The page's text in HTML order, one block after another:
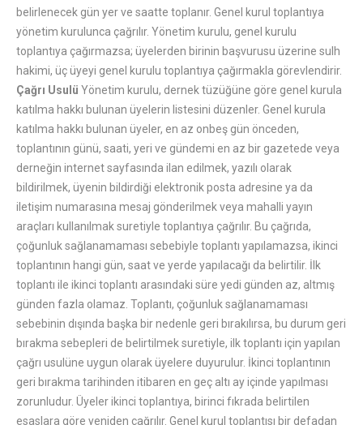
belirlenecek gün yer ve saatte toplanır. Genel kurul toplantıya
yönetim kurulunca çağrılır. Yönetim kurulu, genel kurulu
toplantıya çağırmazsa; üyelerden birinin başvurusu üzerine sulh
hakimi, üç üyeyi genel kurulu toplantıya çağırmakla görevlendirir.
Çağrı Usulü Yönetim kurulu, dernek tüzüğüne göre genel kurula
katılma hakkı bulunan üyelerin listesini düzenler. Genel kurula
katılma hakkı bulunan üyeler, en az onbeş gün önceden,
toplantının günü, saati, yeri ve gündemi en az bir gazetede veya
derneğin internet sayfasında ilan edilmek, yazılı olarak
bildirilmek, üyenin bildirdiği elektronik posta adresine ya da
iletişim numarasına mesaj gönderilmek veya mahalli yayın
araçları kullanılmak suretiyle toplantıya çağrılır. Bu çağrıda,
çoğunluk sağlanamaması sebebiyle toplantı yapılamazsa, ikinci
toplantının hangi gün, saat ve yerde yapılacağı da belirtilir. İlk
toplantı ile ikinci toplantı arasındaki süre yedi günden az, altmış
günden fazla olamaz. Toplantı, çoğunluk sağlanamaması
sebebinin dışında başka bir nedenle geri bırakılırsa, bu durum geri
bırakma sebepleri de belirtilmek suretiyle, ilk toplantı için yapılan
çağrı usulüne uygun olarak üyelere duyurulur. İkinci toplantının
geri bırakma tarihinden itibaren en geç altı ay içinde yapılması
zorunludur. Üyeler ikinci toplantıya, birinci fıkrada belirtilen
esaslara göre yeniden çağrılır. Genel kurul toplantısı bir defadan